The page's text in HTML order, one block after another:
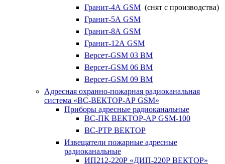
Гранит-4А GSM (снят с производства)
Гранит-5А GSM
Гранит-8А GSM
Гранит-12А GSM
Версет-GSM 03 ВМ
Версет-GSM 06 ВМ
Версет-GSM 09 ВМ
Адресная охранно-пожарная радиоканальная
система «ВС-ВЕКТОР-АР GSM»
Приборы адресные радиоканальные
ВС-ПК ВЕКТОР-АР GSM-100
ВС-РТР ВЕКТОР
Извещатели пожарные адресные
радиоканальные
ИП212-220Р «ДИП-220Р ВЕКТОР»